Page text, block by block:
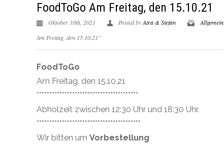
FoodToGo Am Freitag, den 15.10.21
Oktober 10th, 2021 Posted byAtra & Stefan Allgemein
Am Freitag, den 15.10.21”
FoodToGo
Am Freitag, den 15.10.21
****************************************
Abholzeit zwischen 12:30 Uhr und 18:30 Uhr.
*****************************************
Wir bitten um Vorbestellung